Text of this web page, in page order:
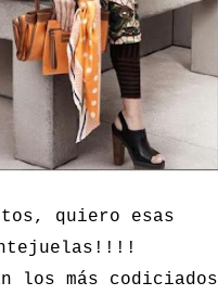
quiero esas
los más codiciados